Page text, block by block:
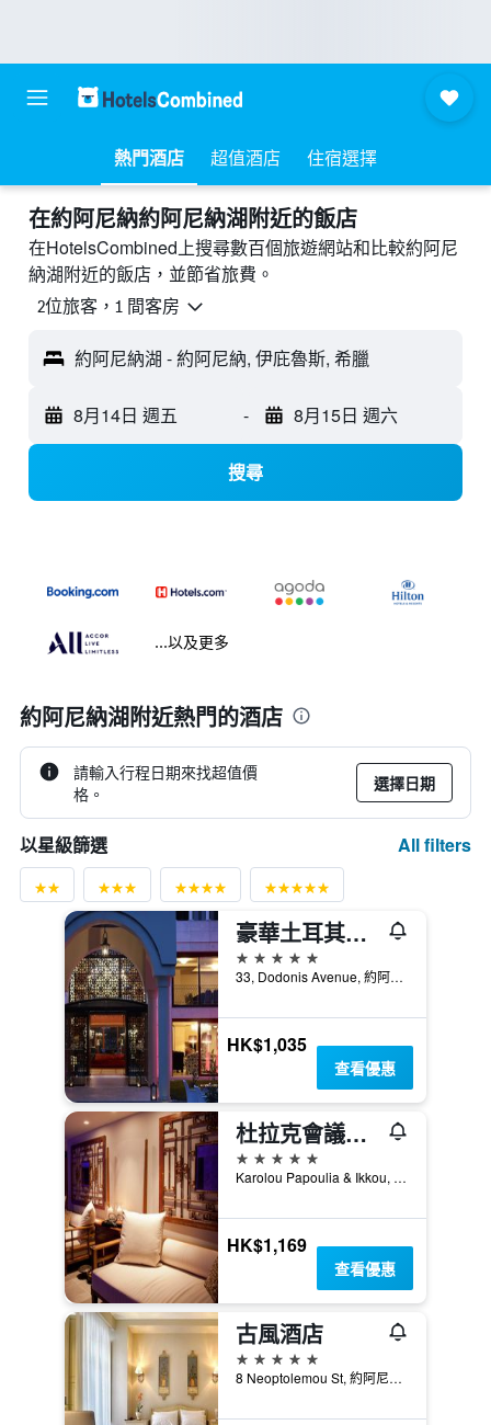
熱門酒店 超值酒店 住宿選擇
​在約阿尼納約阿尼納湖附近​的飯店
在HotelsCombined上搜尋數百個旅遊網站和比較約阿尼
納湖附近的飯店，並節省旅費。
2位旅客，1 間客房
約阿尼納湖 - 約阿尼納, 伊庇魯斯, 希臘
8月14日 週五 - 8月15日 週六
搜尋
...以及更多
約阿尼納湖附近熱門的酒店
請輸入行程日期來找超值價
格。
選擇日期
以星級篩選 All filters
豪華土耳其宮殿會議酒店及Spa
5星級
33, Dodonis Avenue, 約阿尼納, 希臘
HK$1,035
查看優惠
杜拉克會議水療中心酒店
5星級
Karolou Papoulia & Ikkou, 94794, 約阿尼納, 希臘
HK$1,169
查看優惠
古風酒店
5星級
8 Neoptolemou St, 約阿尼納, 希臘